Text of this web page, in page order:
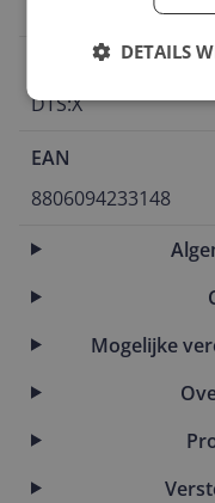
Decoder format
DTS:X
EAN
8806094233148
Mogelijke
DETAILS